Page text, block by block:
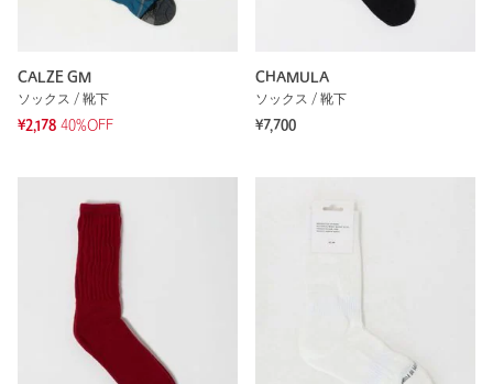
CALZE GM
ソックス / 靴下
¥2,178 40%OFF
CHAMULA
ソックス / 靴下
¥7,700